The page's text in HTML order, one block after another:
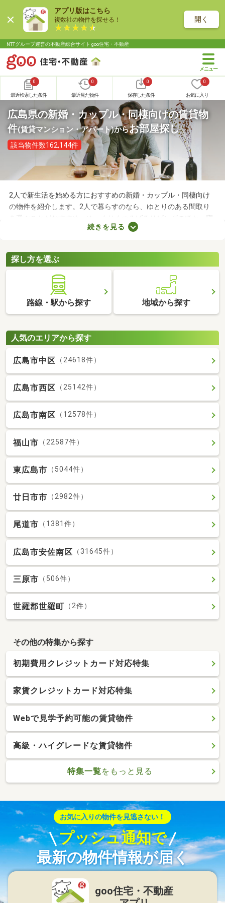
アプリ版はこちら
複数社の物件を探せる！ 開く
NTTグループ運営の不動産総合サイト goo住宅・不動産
0
最近検索した条件
0
最近見た物件
0
保存した条件
0
お気に入り
広島県の新婚・カップル・同棲向けの賃貸物
件(賃貸マンション・アパート)からお部屋探し
該当物件数162,144件
2人で新生活を始める方におすすめの新婚・カップル・同棲向け
の物件を紹介します。2人で暮らすのなら、ゆとりのある間取り
を選ぶことがおすすめ。ゆっくりくつろげるリビングのほか、寝
室や収納スペースを確保できる物件を選べば、長く快適に暮らせ
てチェックしてみてくださいね。
続きを見る
探し方を選ぶ
路線・駅から探す 地域から探す
人気のエリアから探す
広島市中区 （24618件）
広島市西区 （25142件）
広島市南区 （12578件）
福山市 （22587件）
東広島市 （5044件）
廿日市市 （2982件）
尾道市 （1381件）
広島市安佐南区 （31645件）
三原市 （506件）
世羅郡世羅町 （2件）
その他の特集から探す
初期費用クレジットカード対応特集
家賃クレジットカード対応特集
Webで見学予約可能の賃貸物件
高級・ハイグレードな賃貸物件
特集一覧をもっと見る
お気に入りの物件を見逃さない！
プッシュ通知で
最新の物件情報が届く
goo住宅・不動産